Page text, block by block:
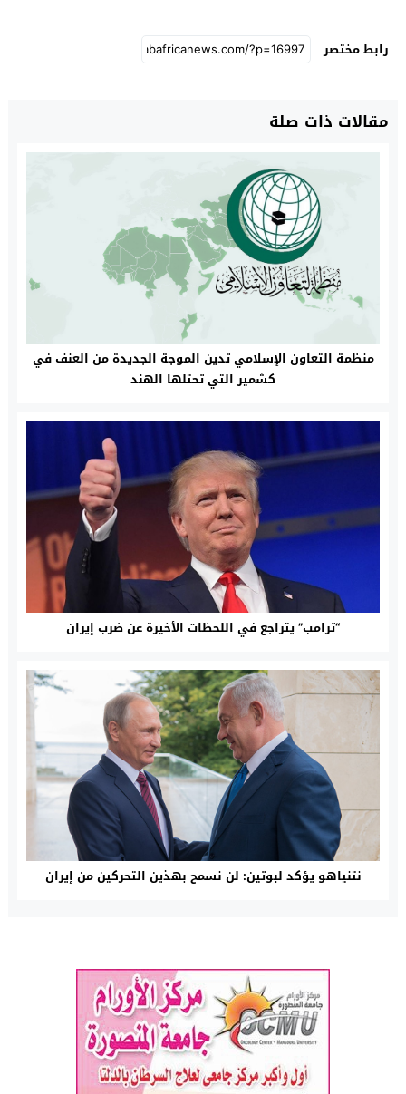
رابط مختصر
مقالات ذات صلة
منظمة التعاون الإسلامي تدين الموجة الجديدة من العنف في
كشمير التي تحتلها الهند
“ترامب” يتراجع في اللحظات الأخيرة عن ضرب إيران
نتنياهو يؤكد لبوتين: لن نسمح بهذين التحركين من إيران